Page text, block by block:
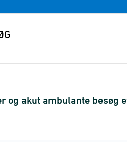
akut ambulante besøg